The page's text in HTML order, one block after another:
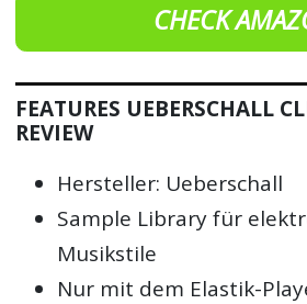
CHECK
FEATURES UEBERSCHALL
REVIEW
Hersteller: Ueberschall
Sample Library für
Musikstile
Nur mit dem Elastik-